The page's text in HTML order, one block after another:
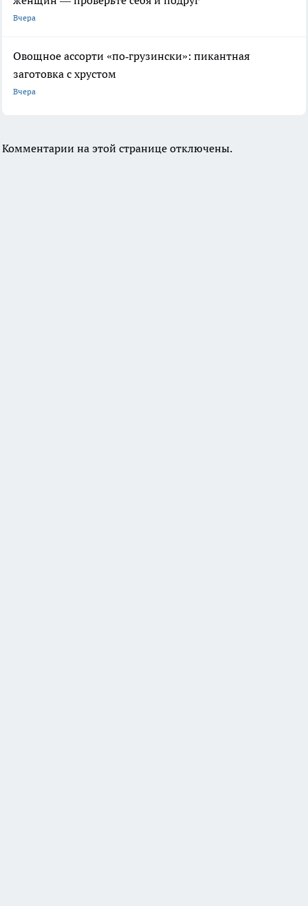
Вчера
Овощное ассорти «по‑грузински»: пикантная
заготовка с хрустом
Вчера
Комментарии на этой странице отключены.